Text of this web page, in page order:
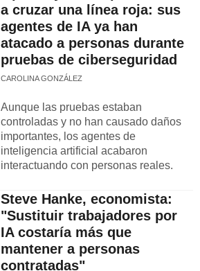
a cruzar una línea roja: sus
agentes de IA ya han
atacado a personas durante
pruebas de ciberseguridad
CAROLINA GONZÁLEZ
Aunque las pruebas estaban
controladas y no han causado daños
importantes, los agentes de
inteligencia artificial acabaron
interactuando con personas reales.
Steve Hanke, economista:
"Sustituir trabajadores por
IA costaría más que
mantener a personas
contratadas"